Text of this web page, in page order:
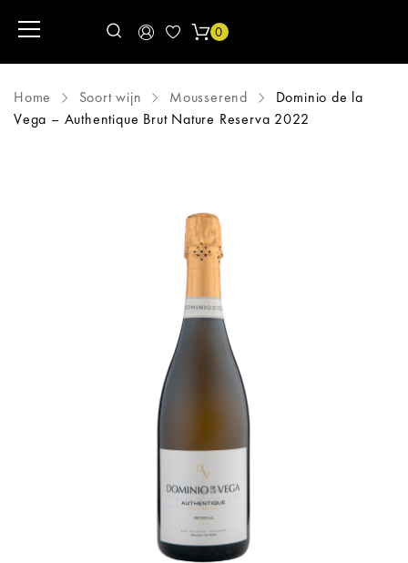
0
Home Soort wijn Mousserend
Dominio de la
Vega – Authentique Brut Nature Reserva 2022